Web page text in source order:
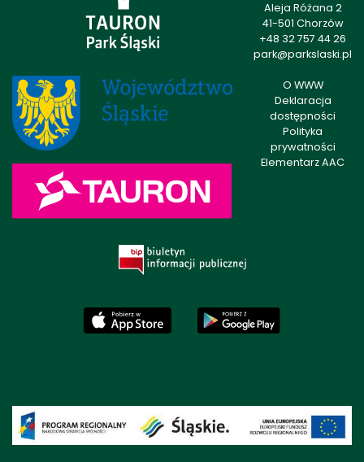
Aleja Różana 2
41-501 Chorzów
+48 32 757 44 26
park@parkslaski.pl
O WWW
Deklaracja
dostępności
Polityka
prywatności
Elementarz AAC